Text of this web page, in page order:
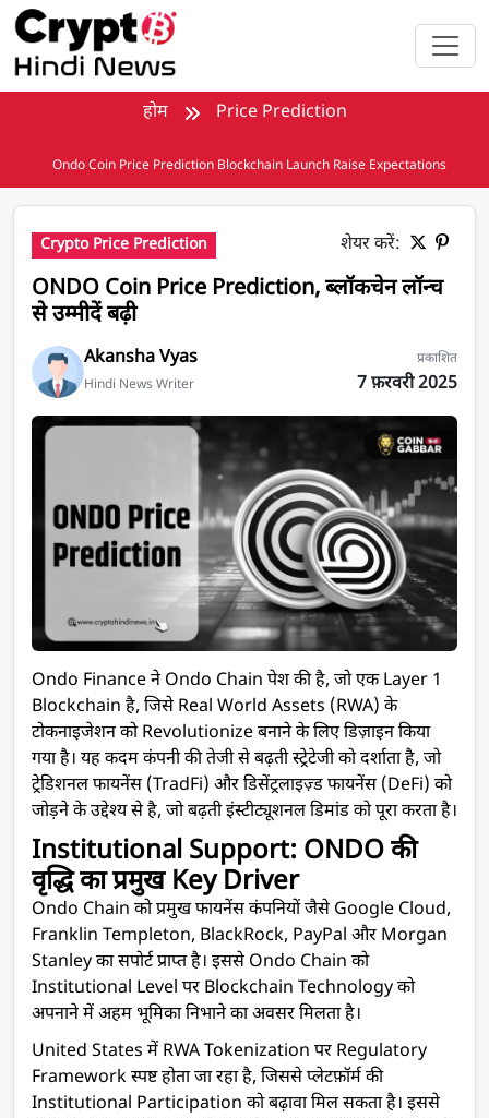
मुख्य सामग्री पर जाएँ
होम Price Prediction
Ondo Coin Price Prediction Blockchain Launch Raise Expectations
Crypto Price Prediction शेयर करें:
ONDO Coin Price Prediction, ब्लॉकचेन लॉन्च
से उम्मीदें बढ़ी
Akansha Vyas
Hindi News Writer
प्रकाशित
7 फ़रवरी 2025
ONDO Coin Price Prediction, ब्लॉकचेन लॉन्च से उम्मीदें बढ़ी
Ondo Finance ने Ondo Chain पेश की है, जो एक Layer 1
Blockchain है, जिसे Real World Assets (RWA) के
टोकनाइजेशन को Revolutionize बनाने के लिए डिज़ाइन किया
गया है। यह कदम कंपनी की तेजी से बढ़ती स्ट्रेटेजी को दर्शाता है, जो
ट्रेडिशनल फायनेंस (TradFi) और डिसेंट्रलाइज़्ड फायनेंस (DeFi) को
जोड़ने के उद्देश्य से है, जो बढ़ती इंस्टीट्यूशनल डिमांड को पूरा करता है।
Institutional Support: ONDO की
वृद्धि का प्रमुख Key Driver
Ondo Chain को प्रमुख फायनेंस कंपनियों जैसे Google Cloud,
Franklin Templeton, BlackRock, PayPal और Morgan
Stanley का सपोर्ट प्राप्त है। इससे Ondo Chain को
Institutional Level पर Blockchain Technology को
अपनाने में अहम भूमिका निभाने का अवसर मिलता है।
United States में RWA Tokenization पर Regulatory
Framework स्पष्ट होता जा रहा है, जिससे प्लेटफ़ॉर्म की
Institutional Participation को बढ़ावा मिल सकता है। इससे